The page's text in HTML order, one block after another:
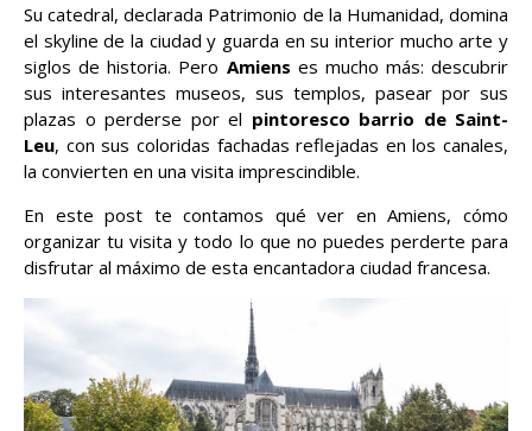
Su catedral, declarada Patrimonio de la Humanidad, domina
el skyline de la ciudad y guarda en su interior mucho arte y
siglos de historia. Pero Amiens es mucho más: descubrir
sus interesantes museos, sus templos, pasear por sus
plazas o perderse por el pintoresco barrio de Saint-
Leu, con sus coloridas fachadas reflejadas en los canales,
la convierten en una visita imprescindible.
En este post te contamos qué ver en Amiens, cómo
organizar tu visita y todo lo que no puedes perderte para
disfrutar al máximo de esta encantadora ciudad francesa.